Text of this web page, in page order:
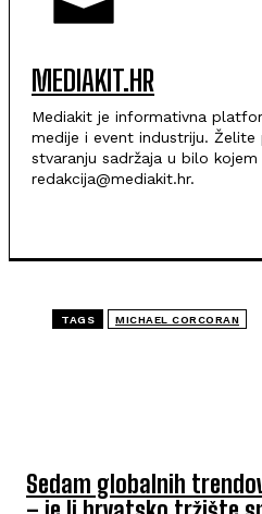
MEDIAKIT.HR
Mediakit je informativna
medije i event industriju.
stvaranju sadržaja u bilo
redakcija@mediakit.hr.
TAGS MICHAEL CORCORAN
Sedam globalnih